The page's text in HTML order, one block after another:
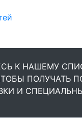
К НАШЕМУ
ПОЛУЧАТЬ
И